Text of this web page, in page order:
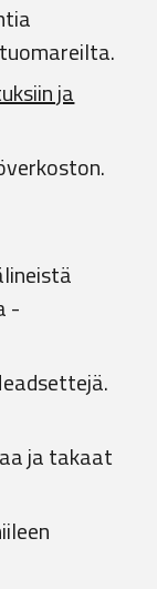
ja
-
ja takaat